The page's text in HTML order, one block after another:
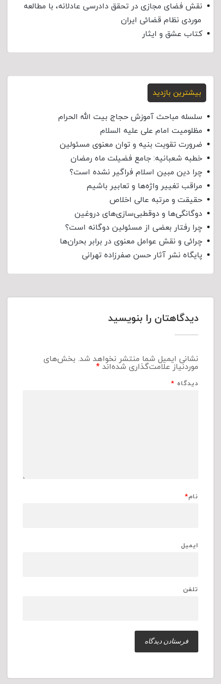
نقش فضای مجازی در تحقق دادرسی عادلانه، با مطالعه
موردی نظام قضائی ایران
کتاب عشق و ایثار
بیشترین بازدید
سلسله مباحث آموزش حجاج بیت الله الحرام
مظلومیت امام علی علیه السلام
ضرورت تقویت بنیه و توان معنوی مسئولین
خطبه شعبانیه: جامع فضیلت ماه رمضان
چرا دین مبین اسلام فراگیر نشده است؟
مراقب تغییر واژه‌ها و تعابیر باشیم
حقیقت و مرتبه عالی اخلاص
دوگانگی‌ها و دوقطبی‌سازی‌های دروغین
چرا رفتار بعضی از مسئولین دوگانه است؟
چرائی و نقش عوامل معنوی در برابر بحران‌ها
پایگاه نشر آثار حسن صفرزاده تهرانی
دیدگاهتان را بنویسید
نشانی ایمیل شما منتشر نخواهد شد. بخش‌های
موردنیاز علامت‌گذاری شده‌اند*
دیدگاه *
نام*
ایمیل
تلفن